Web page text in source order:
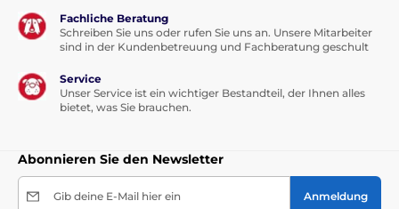
Kostenlose App für Android, iPhone und Web
Akkulaufzeit bis zu 48 Stunden (bis zu 7 Tage mit
Stunden
Wird kostenlos mit Rogz-Halsband und
Abmessungen: 55 × 28 × 17 mm, 25 g
Wasserdicht, leicht und stoßfest
Fachliche Beratung
Schreiben Sie uns oder rufen Sie uns an. Unsere Mitarbeiter
sind in der Kundenbetreuung und Fachberatung geschult
Service
Unser Service ist ein wichtiger Bestandteil, der Ihnen alles
bietet, was Sie brauchen.
Abonnieren Sie den Newsletter
Gib deine E-Mail hier ein Anmeldung